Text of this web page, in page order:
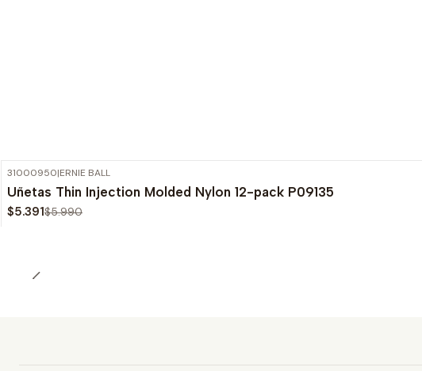
31000950|ERNIE BALL
Uñetas Thin Injection Molded Nylon 12-pack P09135
$5.391$5.990